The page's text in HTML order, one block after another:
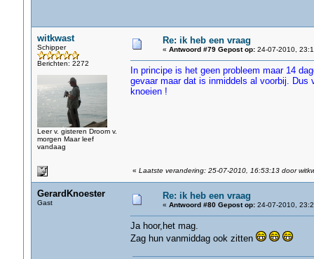
witkwast
Schipper
Berichten: 2272
Leer v. gisteren Droom v.
morgen Maar leef
vandaag
Re: ik heb een vraag
« Antwoord #79 Gepost op:24-07-2010,
In principe is het geen probleem maar 14
gevaar maar dat is inmiddels al voorbij. Dus
knoeien !
« Laatste verandering: 25-07-2010, 16:53:13 door
GerardKnoester
Gast
Re: ik heb een vraag
« Antwoord #80 Gepost op:24-07-2010,
Ja hoor,het mag.
Zag hun vanmiddag ook zitten